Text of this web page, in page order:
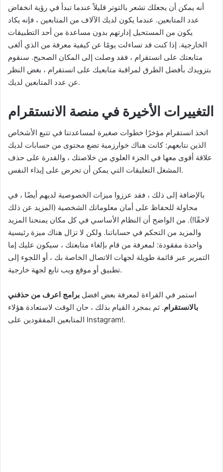
أنه يمكن أن يجعلك تشعر بالتوتر قليلاً عندما تبدأ في رؤية انخفاض
عدد المتابعين. عندما يكون لديك الآلاف من المتابعين ، فإنه يكاد
يكون من المستحيل إدارتهم بدون مساعدة من أحد التطبيقات
الخارجية. إذا كنت قد تساءلت يومًا عن كيفية معرفة من الذي ألغى
متابعتك على انستقرام ، فقد وصلت إلى المكان الصحيح. سنقوم
بتزويدك بأفضل الطرق لمراقبة متابعيك على انستقرام ، بغض النظر
عن عدد المتابعين لديك.
التغييرات الأخيرة في منصة الانستقرام
اتخذ انستقرام مؤخرًا خطوات صغيرة لمساعدتنا في تتبع الأشخاص
الذين نتابعهم: كانت هناك خوارزمية تضع محتوى من حسابات لديك
علاقة أقوى معها في الجزء العلوي من خلاصتك ، والقدرة على حذف
المشغل التعليقات التي يمكن أن تحرض على إيذاء النفس.
بالإضافة إلى ذلك ، فقد عززوا ميزات الخصوصية لديهم أيضًا ، في
محاولة للحفاظ على أمان معلوماتك الشخصية (المزيد عن ذلك
لاحقًا!). من الواضح أن النظام الأساسي في كل مكان يمنحنا المزيد
والمزيد من التحكم في حساباتنا. ولكن لا تزال هناك ميزة رئيسية
واحدة مفقودة: لمعرفة من قام بإلغاء متابعتك ، سيكون عليك إما
التمرير عبر قائمة طويلة لجهات الاتصال الخاصة بك ، أو اللجوء إلى
تطبيق أو موقع ويب تابع لجهة خارجية.
استمر في القراءة لمعرفة بعض افضل برامج اعرف من حذفني
بالانستقرام. ثم بمجرد القيام بذلك ، حان الوقت لاستعادة هؤلاء
المتابعين المفقودين على Instagram!.